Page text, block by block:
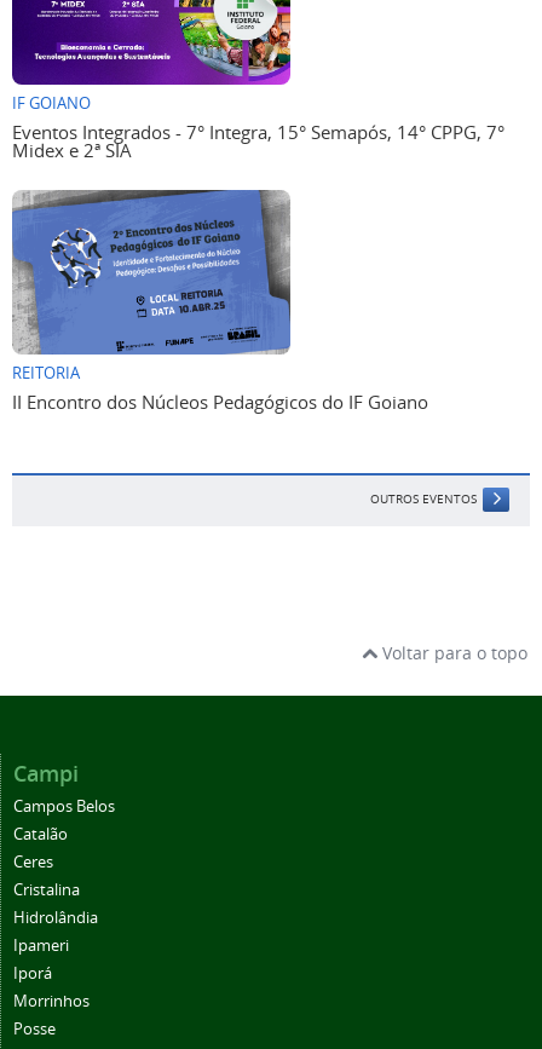
IF GOIANO
Eventos Integrados - 7° Integra, 15° Semapós, 14° CPPG, 7°
Midex e 2ª SIA
REITORIA
II Encontro dos Núcleos Pedagógicos do IF Goiano
OUTROS EVENTOS
Campos Belos
Catalão
Ceres
Cristalina
Hidrolândia
Ipameri
Iporá
Morrinhos
Posse
Rio Verde